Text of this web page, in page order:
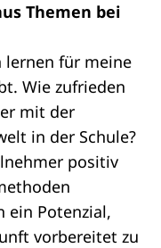
Themen bei
lernen für meine
Wie zufrieden
mit der
in der Schule?
positiv
ein Potenzial,
vorbereitet zu